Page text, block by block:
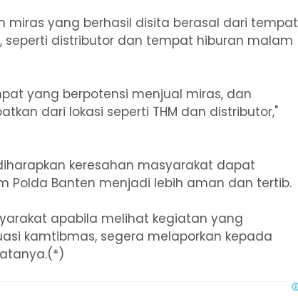
miras yang berhasil disita berasal dari tempat
seperti distributor dan tempat hiburan malam
yang berpotensi menjual miras, dan
dari lokasi seperti THM dan distributor,"
keresahan masyarakat dapat
Polda Banten menjadi lebih aman dan tertib.
apabila melihat kegiatan yang
kamtibmas, segera melaporkan kepada